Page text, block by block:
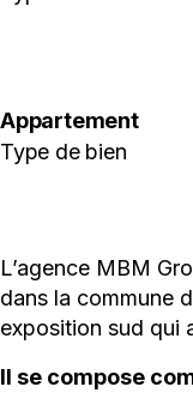
Appartement
Type de bien
L’agence MBM
dans la commune
exposition sud qui
Il se compose